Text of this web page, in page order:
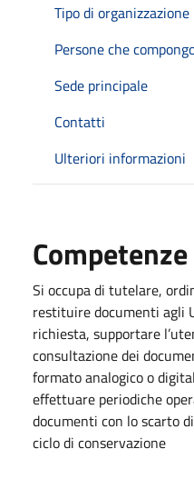
Tipo di organizzazione
Persone che
Sede principale
Contatti
Ulteriori informazioni
Competenze
Si occupa di tutelare,
restituire documenti agli
richiesta, supportare
consultazione dei
formato analogico o
effettuare periodiche
documenti con lo scarto
ciclo di conservazione